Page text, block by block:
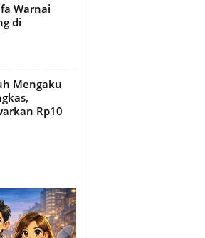
Warnai
di
Mengaku
Rp10